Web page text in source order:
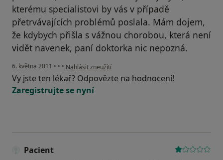
kterému specialistovi by vás v případě
přetrvávajících problémů poslala. Mám dojem,
že kdybych přišla s vážnou chorobou, která není
vidět navenek, paní doktorka nic nepozná.
6. května 2011 • • • podle názoru uživatele Pacient
Nahlásit zneužití
Vy jste ten lékař? Odpovězte na hodnocení!
Zaregistrujte se nyní
Pacient